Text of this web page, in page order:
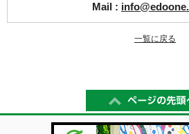
Mail :
一覧に戻る